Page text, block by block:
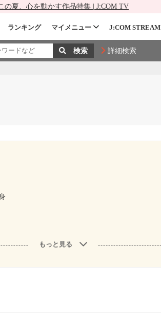
の夏、心を動かす作品特集 | J:COM TV
ランキング マイメニュー J:COM STREAM
詳細検索
もっと見る